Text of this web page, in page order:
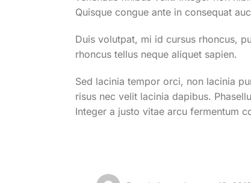
Quisque congue ante in consequat
Duis volutpat, mi id cursus rhoncus,
rhoncus tellus neque aliquet sapien.
Sed lacinia tempor orci, non lacinia
risus nec velit lacinia dapibus.
Integer a justo vitae arcu fermentum